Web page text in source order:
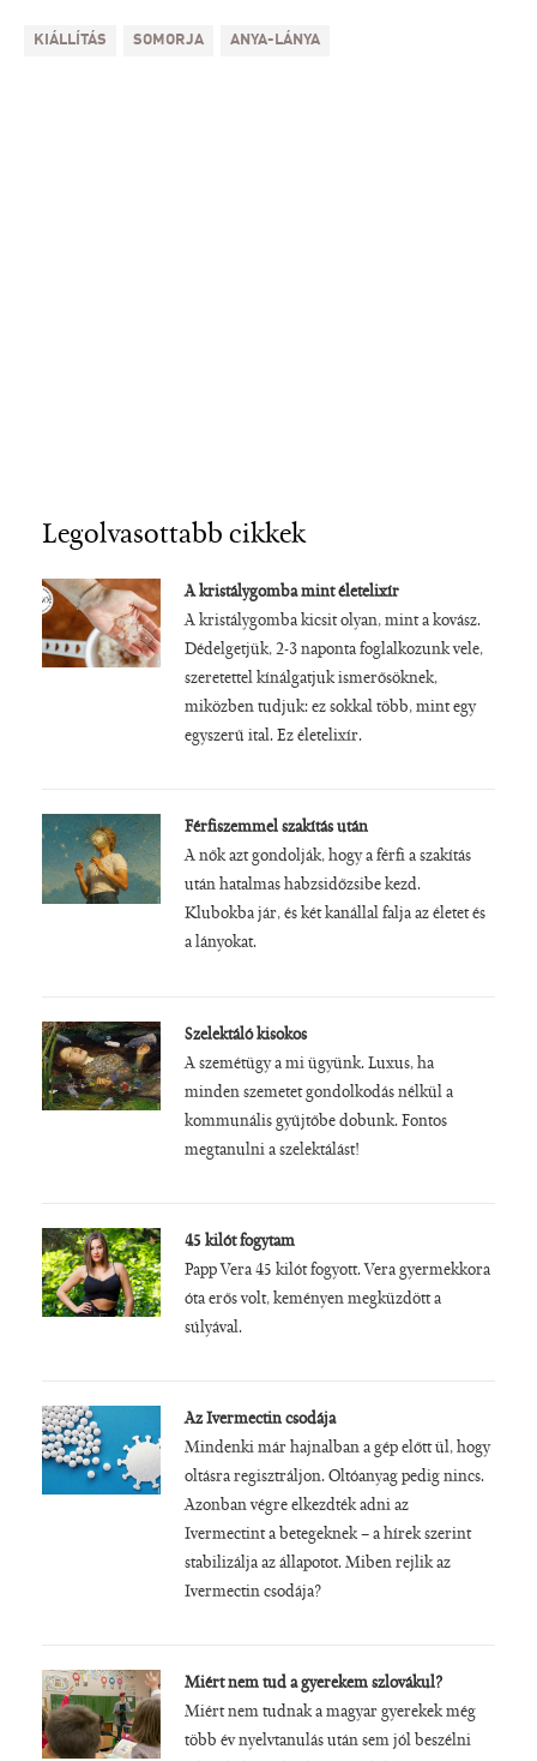
KIÁLLÍTÁS SOMORJA ANYA-LÁNYA
Legolvasottabb cikkek
A kristálygomba mint életelixír
A kristálygomba kicsit olyan, mint a kovász.
Dédelgetjük, 2-3 naponta foglalkozunk vele,
szeretettel kínálgatjuk ismerősöknek,
miközben tudjuk: ez sokkal több, mint egy
egyszerű ital. Ez életelixír.
Férfiszemmel szakítás után
A nők azt gondolják, hogy a férfi a szakítás
után hatalmas habzsidőzsibe kezd.
Klubokba jár, és két kanállal falja az életet és
a lányokat.
Szelektáló kisokos
A szemétügy a mi ügyünk. Luxus, ha
minden szemetet gondolkodás nélkül a
kommunális gyűjtőbe dobunk. Fontos
megtanulni a szelektálást!
45 kilót fogytam
Papp Vera 45 kilót fogyott. Vera gyermekkora
óta erős volt, keményen megküzdött a
súlyával.
Az Ivermectin csodája
Mindenki már hajnalban a gép előtt ül, hogy
oltásra regisztráljon. Oltóanyag pedig nincs.
Azonban végre elkezdték adni az
Ivermectint a betegeknek – a hírek szerint
stabilizálja az állapotot. Miben rejlik az
Ivermectin csodája?
Miért nem tud a gyerekem szlovákul?
Miért nem tudnak a magyar gyerekek még
több év nyelvtanulás után sem jól beszélni